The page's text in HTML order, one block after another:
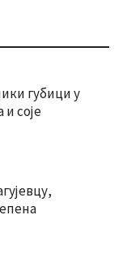
губици у
соје